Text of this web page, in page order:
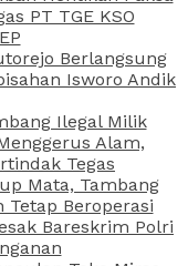
PT TGE KSO
Berlangsung
Isworo Andik
Ilegal Milik
Alam,
Tegas
Mata, Tambang
Tetap Beroperasi
Bareskrim Polri